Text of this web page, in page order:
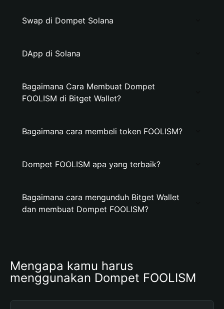
Swap di Dompet Solana
DApp di Solana
Bagaimana Cara Membuat Dompet
FOOLISM di Bitget Wallet?
Bagaimana cara membeli token FOOLISM?
Dompet FOOLISM apa yang terbaik?
Bagaimana cara mengunduh Bitget Wallet
dan membuat Dompet FOOLISM?
Mengapa kamu harus
menggunakan Dompet FOOLISM